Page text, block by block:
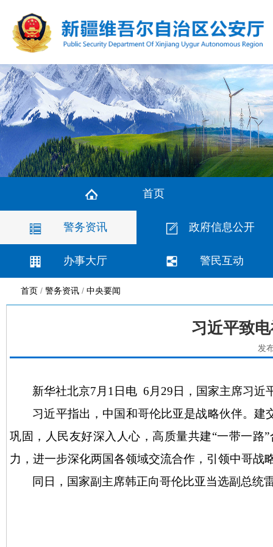
首页
警务资讯 政府信息公开
办事大厅 警民互动
首页 / 警务资讯 / 中央要闻
习近平致
发
新华社北京7月1日电 6月29日，国家主席习近
习近平指出，中国和哥伦比亚是战略伙伴。建
巩固，人民友好深入人心，高质量共建“一带一
力，进一步深化两国各领域交流合作，引领中哥战
同日，国家副主席韩正向哥伦比亚当选副总统